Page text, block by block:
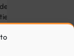
del
tiempo.